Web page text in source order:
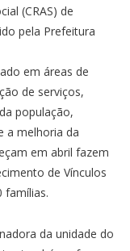
(CRAS) de
pela Prefeitura
em áreas de
de serviços,
população,
a melhoria da
em abril fazem
de Vínculos
famílias.
da unidade do